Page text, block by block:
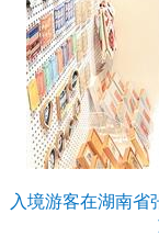
入境游客在湖南省